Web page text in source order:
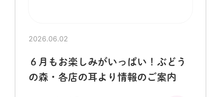
2026.06.02
６月もお楽しみがいっぱい！ぶどう
の森・各店の耳より情報のご案内